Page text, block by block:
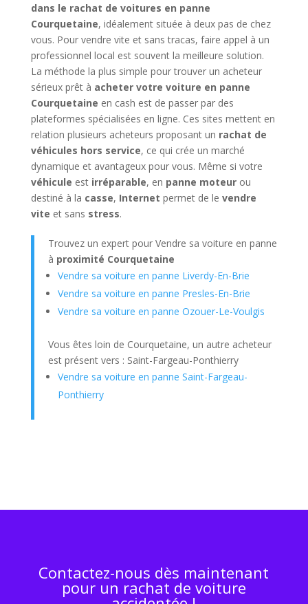
dans le rachat de voitures en panne
Courquetaine, idéalement située à deux pas de chez
vous. Pour vendre vite et sans tracas, faire appel à un
professionnel local est souvent la meilleure solution.
La méthode la plus simple pour trouver un acheteur
sérieux prêt à acheter votre voiture en panne
Courquetaine en cash est de passer par des
plateformes spécialisées en ligne. Ces sites mettent en
relation plusieurs acheteurs proposant un rachat de
véhicules hors service, ce qui crée un marché
dynamique et avantageux pour vous. Même si votre
véhicule est irréparable, en panne moteurou
destiné à la casse, Internet permet de le vendre
vite et sans stress.
Trouvez un expert pour Vendre sa voiture en panne
à proximité Courquetaine
Vendre sa voiture en panne Liverdy-En-Brie
Vendre sa voiture en panne Presles-En-Brie
Vendre sa voiture en panne Ozouer-Le-Voulgis
Vous êtes loin de Courquetaine, un autre acheteur
est présent vers : Saint-Fargeau-Ponthierry
Vendre sa voiture en panne Saint-Fargeau-
Ponthierry
Contactez-nous dès maintenant
pour un rachat de voiture